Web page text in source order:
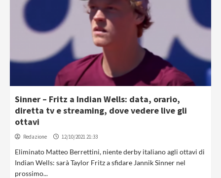
Sinner – Fritz a Indian Wells: data, orario,
diretta tv e streaming, dove vedere live gli
ottavi
Redazione 12/10/2021 21:33
Eliminato Matteo Berrettini, niente derby italiano agli ottavi di
Indian Wells: sarà Taylor Fritz a sfidare Jannik Sinner nel
prossimo...